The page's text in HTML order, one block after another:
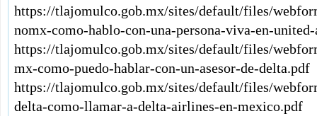
https://tlajomulco.gob.mx/sites/default/files/
nomx-como-hablo-con-una-persona-viva-en-
https://tlajomulco.gob.mx/sites/default/files/
mx-como-puedo-hablar-con-un-asesor-de-delta.pdf
https://tlajomulco.gob.mx/sites/default/files/
delta-como-llamar-a-delta-airlines-en-mexico.pdf